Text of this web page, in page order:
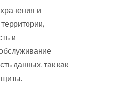
и
и
данных, так как